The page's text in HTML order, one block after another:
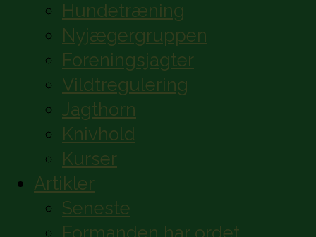
Hundetræning
Nyjægergruppen
Foreningsjagter
Vildtregulering
Jagthorn
Knivhold
Kurser
Artikler
Seneste
Formanden har ordet